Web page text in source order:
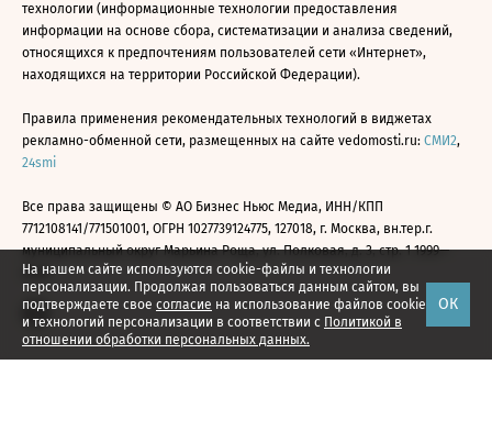
На нашем сайте используются cookie-файлы и технологии
персонализации. Продолжая пользоваться данным сайтом, вы
подтверждаете свое согласие на использование файлов cookie
и технологий персонализации в соответствии с Политикой в
отношении обработки персональных данных.
ОК
технологии (информационные технологии предоставления
информации на основе сбора, систематизации и анализа сведений,
относящихся к предпочтениям пользователей сети «Интернет»,
находящихся на территории Российской Федерации).
Правила применения рекомендательных технологий в виджетах
рекламно-обменной сети, размещенных на сайте vedomosti.ru: СМИ2,
24smi
Все права защищены © АО Бизнес Ньюс Медиа, ИНН/КПП
7712108141/771501001, ОГРН 1027739124775, 127018, г. Москва, вн.тер.г.
муниципальный округ Марьина Роща, ул. Полковая, д. 3, стр. 1 1999—
2026